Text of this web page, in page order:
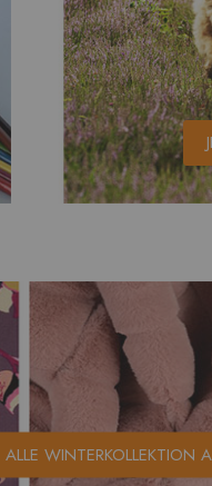
ALLE WINTERKOLLEKTION